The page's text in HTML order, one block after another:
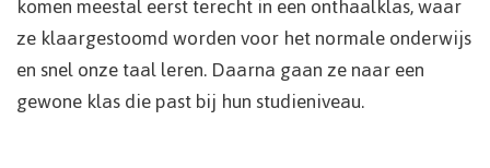
ze klaargestoomd worden voor het normale onderwijs
en snel onze taal leren. Daarna gaan ze naar een
gewone klas die past bij hun studieniveau.